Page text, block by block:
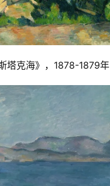
塔克海》，1878-1879年